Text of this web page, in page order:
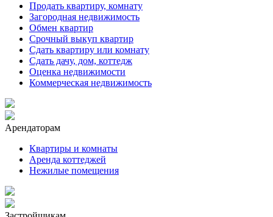
Продать квартиру, комнату
Загородная недвижимость
Обмен квартир
Срочный выкуп квартир
Сдать квартиру или комнату
Сдать дачу, дом, коттедж
Оценка недвижимости
Коммерческая недвижимость
Арендаторам
Квартиры и комнаты
Аренда коттеджей
Нежилые помещения